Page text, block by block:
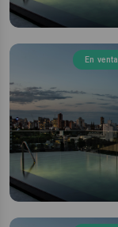
En venta